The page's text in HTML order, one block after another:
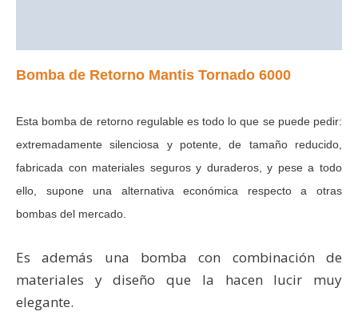
Bomba de Retorno Mantis Tornado 6000
Esta bomba de retorno regulable es todo lo que se puede pedir:
extremadamente silenciosa y potente, de tamaño reducido,
fabricada con materiales seguros y duraderos, y pese a todo
ello, supone una alternativa económica respecto a otras
bombas del mercado.
Es además una bomba con combinación de
materiales y diseño que la hacen lucir muy
elegante.